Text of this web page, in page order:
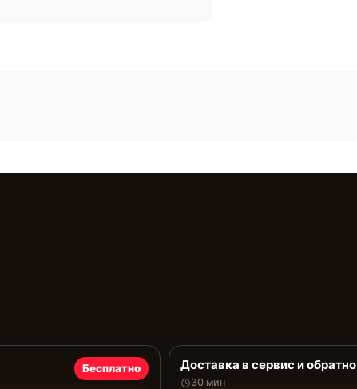
Бесплатно Доставка в сервис и обратно
30 мин